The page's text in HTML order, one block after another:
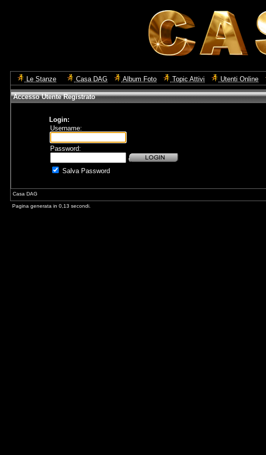
Le Stanze Casa DAG Album Foto Topic Attivi Utenti Online
Accesso Utente Registrato
Login:
Username:
Password:
Salva Password
Casa DAG
Pagina generata in 0,13 secondi.